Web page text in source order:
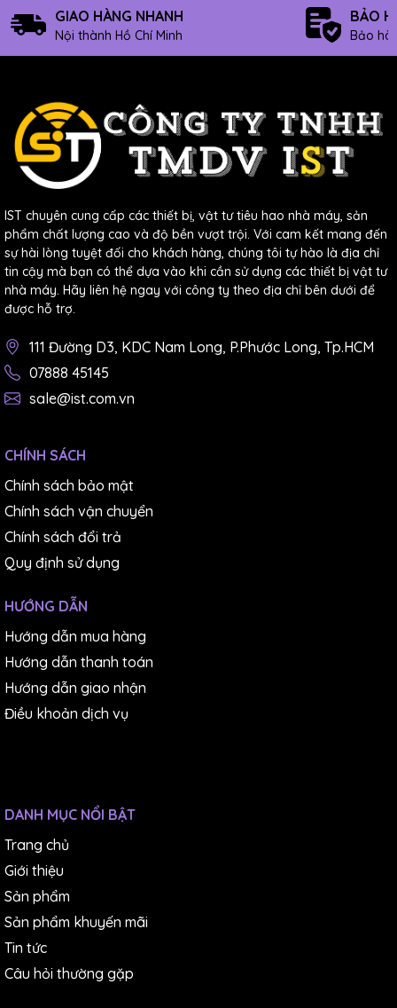
GIAO HÀNG NHANH
Nội thành Hồ Chí Minh
BẢO
Bảo
IST chuyên cung cấp các thiết bị, vật tư tiêu hao nhà máy, sản
phẩm chất lượng cao và độ bền vượt trội. Với cam kết mang đến
sự hài lòng tuyệt đối cho khách hàng, chúng tôi tự hào là địa chỉ
tin cậy mà bạn có thể dựa vào khi cần sử dụng các thiết bị vật tư
nhà máy. Hãy liên hệ ngay với công ty theo địa chỉ bên dưới để
được hỗ trợ.
111 Đường D3, KDC Nam Long, P.Phước Long, Tp.HCM
07888 45145
sale@ist.com.vn
CHÍNH SÁCH
Chính sách bảo mật
Chính sách vận chuyển
Chính sách đổi trả
Quy định sử dụng
HƯỚNG DẪN
Hướng dẫn mua hàng
Hướng dẫn thanh toán
Hướng dẫn giao nhận
Điều khoản dịch vụ
DANH MỤC NỔI BẬT
Trang chủ
Giới thiệu
Sản phẩm
Sản phẩm khuyến mãi
Tin tức
Câu hỏi thường gặp